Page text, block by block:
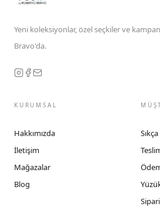
Yeni koleksiyonlar, özel seçkiler ve
Bravo'da.
KURUMSAL
Hakkımızda
İletişim
Mağazalar
Blog